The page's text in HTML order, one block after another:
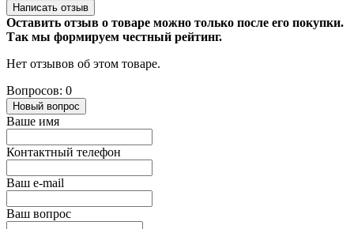
Написать отзыв
Оставить отзыв о товаре можно только после его покупки.
Так мы формируем честный рейтинг.
Нет отзывов об этом товаре.
Вопросов: 0
Новый вопрос
Ваше имя
Контактный телефон
Ваш e-mail
Ваш вопрос